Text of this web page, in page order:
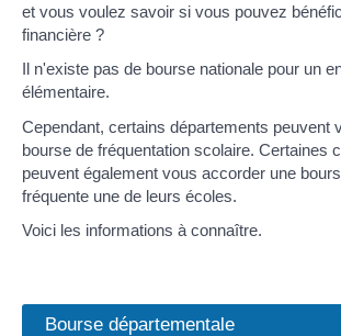
et vous voulez savoir si vous pouvez
financière ?
Il n'existe pas de bourse nationale pour un
élémentaire.
Cependant, certains départements peuvent
bourse de fréquentation scolaire. Certaines
peuvent également vous accorder une
fréquente une de leurs écoles.
Voici les informations à connaître.
Bourse départementale